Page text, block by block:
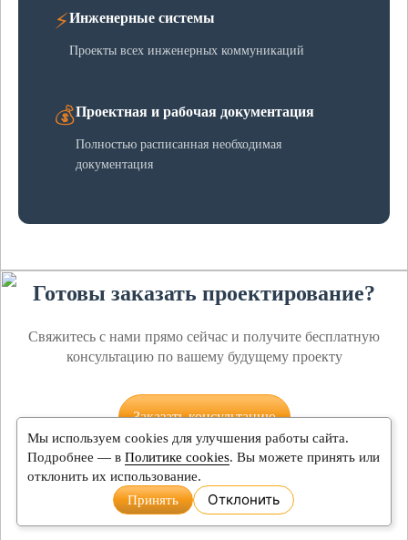
⚡Инженерные системы
Проекты всех инженерных коммуникаций
💰Проектная и рабочая документация
Полностью расписанная необходимая
документация
Готовы заказать проектирование?
Свяжитесь с нами прямо сейчас и получите бесплатную
консультацию по вашему будущему проекту
Заказать консультацию
Мы используем cookies для улучшения работы сайта.
Подробнее — вПолитике cookies. Вы можете принять или
отклонить их использование.
Принять
Отклонить